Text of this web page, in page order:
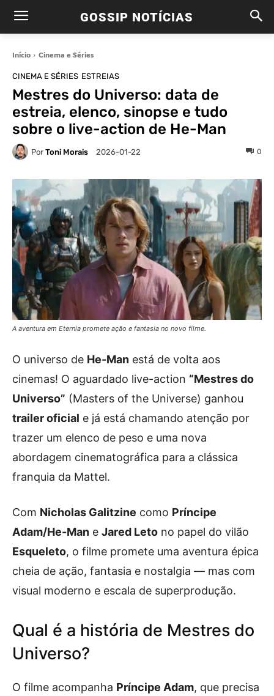
GOSSIP NOTÍCIAS
Início Cinema e Séries
CINEMA E SÉRIES ESTREIAS
Mestres do Universo: data de
estreia, elenco, sinopse e tudo
sobre o live-action de He-Man
Por Toni Morais 2026-01-22 0
A aventura em Eternia promete ação e fantasia no novo filme.
O universo de He-Man está de volta aos
cinemas! O aguardado live-action “Mestres do
Universo” (Masters of the Universe) ganhou
trailer oficial e já está chamando atenção por
trazer um elenco de peso e uma nova
abordagem cinematográfica para a clássica
franquia da Mattel.
Com Nicholas Galitzine como Príncipe
Adam/He-Man e Jared Leto no papel do vilão
Esqueleto, o filme promete uma aventura épica
cheia de ação, fantasia e nostalgia — mas com
visual moderno e escala de superprodução.
Qual é a história de Mestres do
Universo?
O filme acompanha Príncipe Adam, que precisa